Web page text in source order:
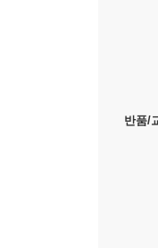
반품/